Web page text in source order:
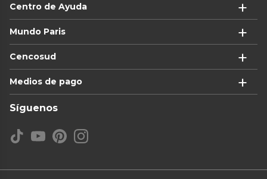
Centro de Ayuda
Mundo Paris
Cencosud
Medios de pago
Síguenos